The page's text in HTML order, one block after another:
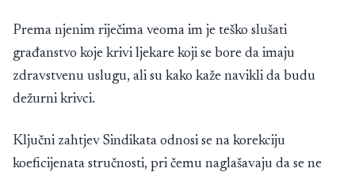
Prema njenim riječima veoma im je teško slušati
građanstvo koje krivi ljekare koji se bore da imaju
zdravstvenu uslugu, ali su kako kaže navikli da budu
dežurni krivci.
Ključni zahtjev Sindikata odnosi se na korekciju
koeficijenata stručnosti, pri čemu naglašavaju da se ne